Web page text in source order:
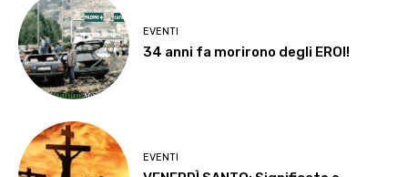
EVENTI
34 anni fa morirono degli EROI!
EVENTI